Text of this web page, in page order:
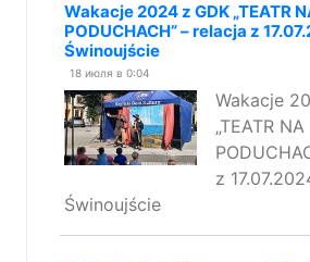
Wakacje 2024 z GDK „TEATR
PODUCHACH” – relacja z
Świnoujście
18 июля в 0:04
Wakacje
„TEATR NA
z
Świnoujście